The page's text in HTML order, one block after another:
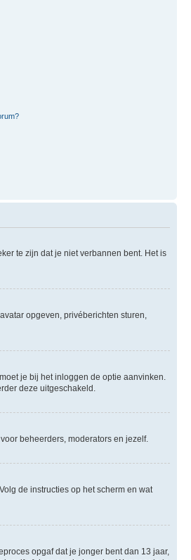
te zijn dat je niet verbannen bent. Het is
opgeven, privéberichten sturen,
je bij het inloggen de optie aanvinken.
deze uitgeschakeld.
beheerders, moderators en jezelf.
. Volg de instructies op het scherm en wat
opgaf dat je jonger bent dan 13 jaar,